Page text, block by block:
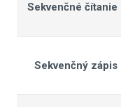
Sekvenčné čítanie
Sekvenčný zápis